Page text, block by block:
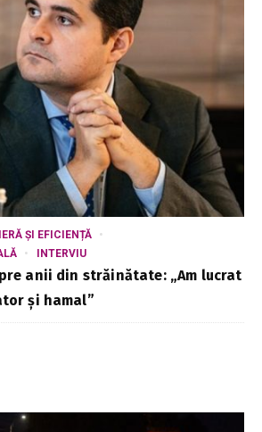
ȘI EFICIENȚĂ
INTERVIU
anii din străinătate: „Am lucrat
și hamal”